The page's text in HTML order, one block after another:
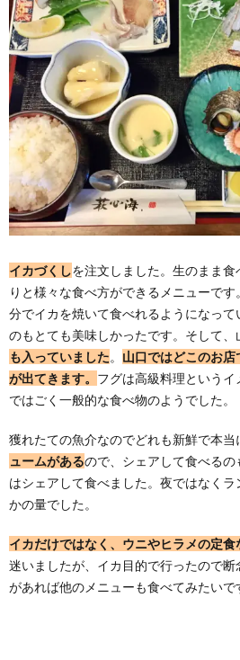
イカづくしを注文しました。生のまま
りと様々な食べ方ができるメニューで
分でイカを焼いて食べれるようになっ
のもとても美味しかったです。そして
も入っていました。 山口ではどこのお
が出てきます。 フグは高級料理という
ではごく一般的な食べ物のようでした。
獲れたての魚介なのでどれも新鮮で本当
ュームがあるので、シェアして食べる
はシェアして食べました。夜ではなく
かの量でした。
イカだけではなく、ウニやヒラメの定食
迷いましたが、イカ目的で行ったので断
があれば他のメニューも食べてみたいで